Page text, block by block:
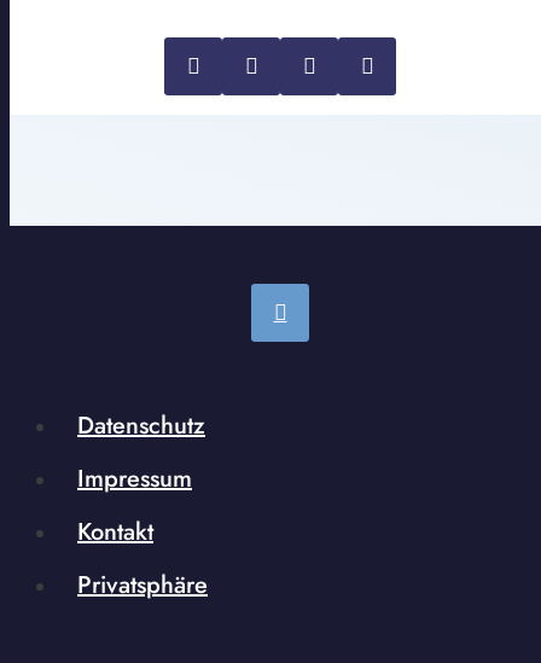
Datenschutz
Impressum
Kontakt
Privatsphäre